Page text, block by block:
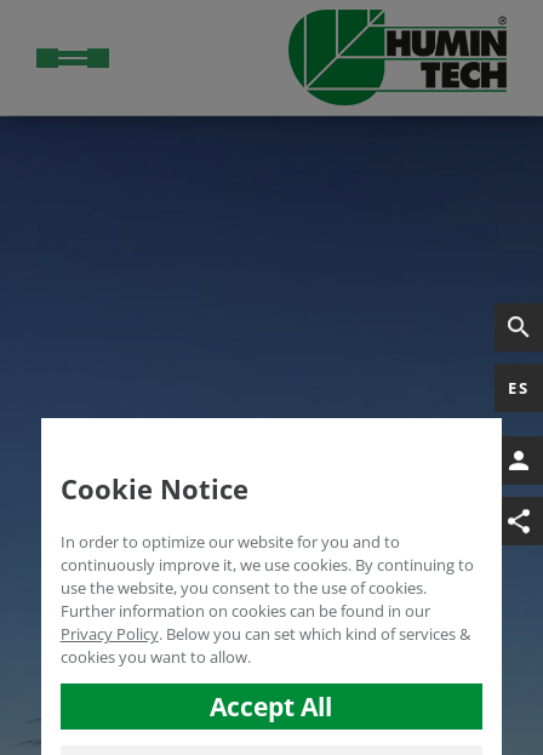
ES
Cookie Notice
In order to optimize our website for you and to
continuously improve it, we use cookies. By continuing to
use the website, you consent to the use of cookies.
Further information on cookies can be found in our
Privacy Policy. Below you can set which kind of services &
cookies you want to allow.
Accept All